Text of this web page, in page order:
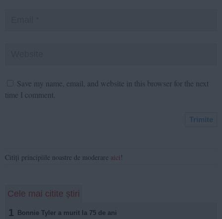
Save my name, email, and website in this browser for the next
time I comment.
Citiți principiile noastre de moderare aici !
Cele mai citite știri
1 Bonnie Tyler a murit la 75 de ani